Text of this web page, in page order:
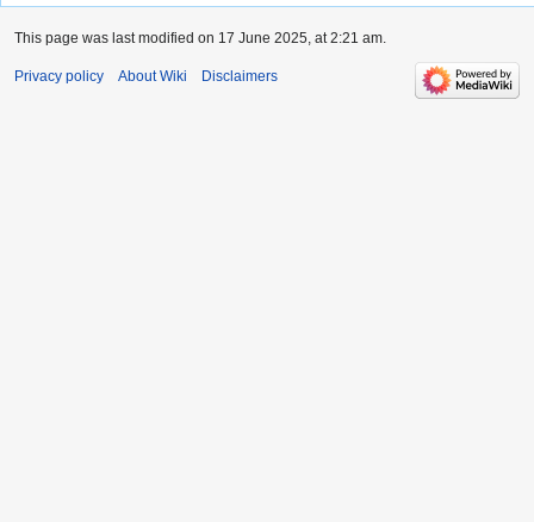
This page was last modified on 17 June 2025, at 2:21 am.
Privacy policy About Wiki Disclaimers